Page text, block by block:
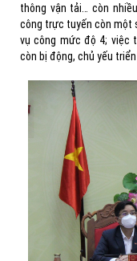
thông vận tải… còn
công trực tuyến còn một
vụ công mức độ 4; việc
còn bị động, chủ yếu